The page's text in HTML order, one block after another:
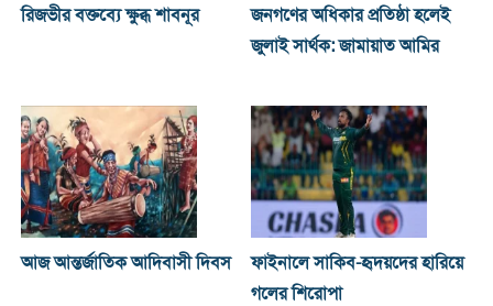
রিজভীর বক্তব্যে ক্ষুব্ধ শাবনূর
জনগণের অধিকার প্রতিষ্ঠা হলেই
জুলাই সার্থক: জামায়াত আমির
আজ আন্তর্জাতিক আদিবাসী দিবস
ফাইনালে সাকিব-হৃদয়দের হারিয়ে
গলের শিরোপা